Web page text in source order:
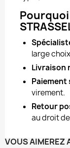
large
Livraison
Paiement
virement.
Retour
au droit
VOUS AIMEREZ